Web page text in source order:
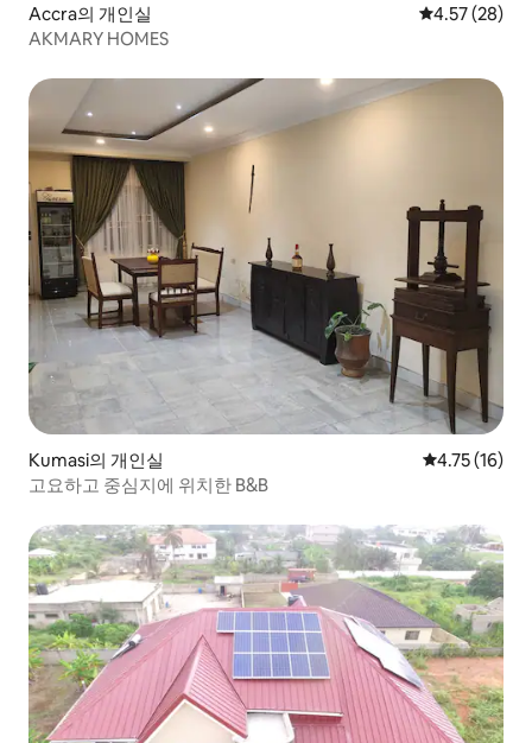
Accra의 개인실 평점 4.57점(5
4.57 (28)
AKMARY HOMES
Kumasi의 개인실 평점 4.75점
4.75 (16)
고요하고 중심지에 위치한 B&B